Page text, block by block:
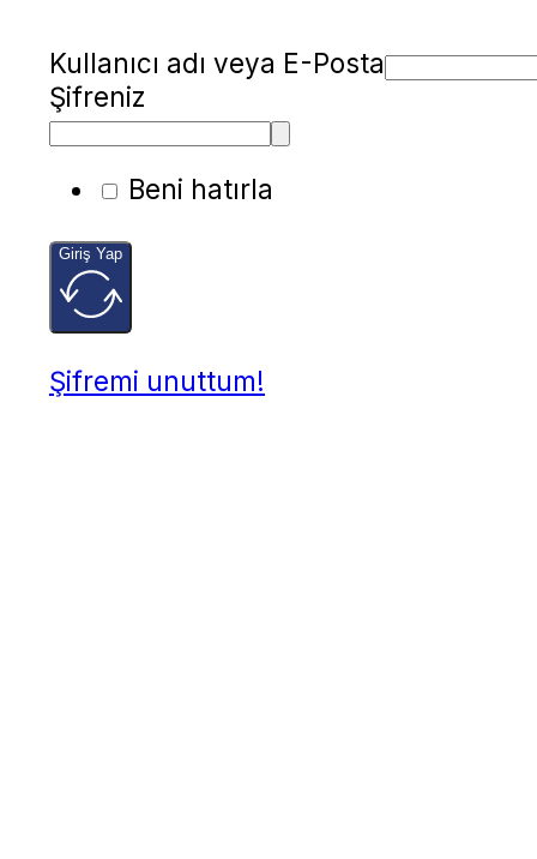
Kullanıcı adı veya E-Posta
Şifreniz
Beni hatırla
Giriş Yap
Şifremi unuttum!